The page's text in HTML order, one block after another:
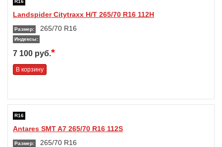
R16
Landspider Citytraxx H/T 265/70 R16 112H
Размер: 265/70 R16
Индексы:
7 100 руб.*
В корзину
R16
Antares SMT A7 265/70 R16 112S
Размер: 265/70 R16